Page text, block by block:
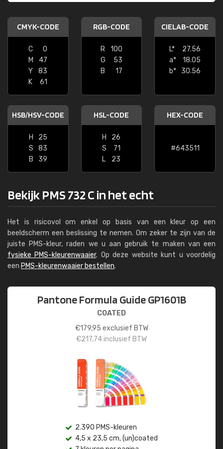
CMYK-CODE
C
0
M
47
Y
83
K
61
RGB-CODE
R
100
G
53
B
17
CIELAB-CODE
L*
27.56
a*
18.05
b*
30.56
HSB/HSV-CODE
H
25
S
83
B
39
HSL-CODE
H
26
S
71
L
23
HEX-CODE
#643511
Bekijk PMS 732 C in het echt
Het is risicovol om enkel op basis van een kleur op een
beeldscherm een beslissing te nemen. Om zeker te zijn van de
juiste PMS-kleur, raden we u aan gebruik te maken van een
fysieke PMS-kleurenwaaier. Op deze website kunt u voordelig
een PMS-kleurenwaaier bestellen.
Pantone Formula Guide GP1601B
COATED
€179,95 exclusief BTW
€217,74inclusief BTW
2.390 PMS-kleuren
4,5 x 23,5 cm, (un)coated